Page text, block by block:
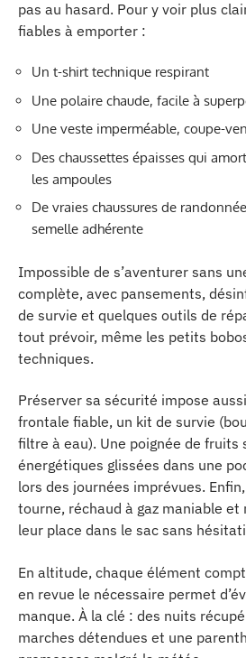
pas au hasard. Pour y voir plus
fiables à emporter :
Un t-shirt technique respirant
Une polaire chaude, facile à
Une veste imperméable, coupe-
Des chaussettes épaisses qui
les ampoules
De vraies chaussures de
semelle adhérente
Impossible de s’aventurer sans
complète, avec pansements,
de survie et quelques outils de
tout prévoir, même les petits
techniques.
Préserver sa sécurité impose
frontale fiable, un kit de survie
filtre à eau). Une poignée de fruits
énergétiques glissées dans une
lors des journées imprévues.
tourne, réchaud à gaz maniable et
leur place dans le sac sans
En altitude, chaque élément
en revue le nécessaire permet
manque. À la clé : des nuits
marches détendues et une